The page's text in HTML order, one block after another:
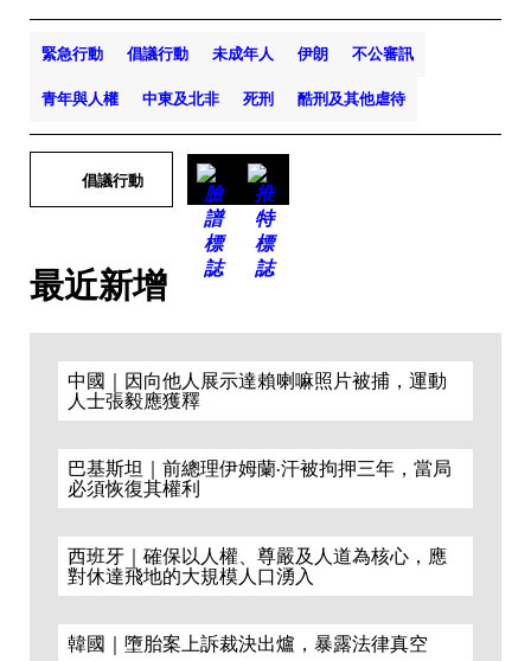
緊急行動 倡議行動 未成年人 伊朗 不公審訊
青年與人權 中東及北非 死刑 酷刑及其他虐待
倡議行動
最近新增
中國｜因向他人展示達賴喇嘛照片被捕，運動
人士張毅應獲釋
巴基斯坦｜前總理伊姆蘭·汗被拘押三年，當局
必須恢復其權利
西班牙｜確保以人權、尊嚴及人道為核心，應
對休達飛地的大規模人口湧入
韓國｜墮胎案上訴裁決出爐，暴露法律真空